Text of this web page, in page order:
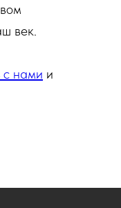
век.
с нами и